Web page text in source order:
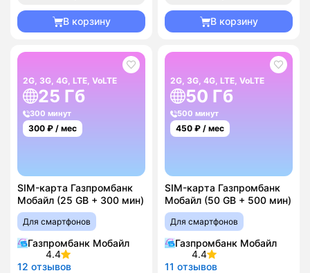
В корзину В корзину
2G, 3G, 4G, LTE, VoLTE
25 Гб
300 минут
300 ₽ / мес
SIM-карта Газпромбанк
Мобайл (25 GB + 300 мин)
Для смартфонов
Газпромбанк Мобайл
4.4
12 отзывов
2G, 3G, 4G, LTE, VoLTE
50 Гб
500 минут
450 ₽ / мес
SIM-карта Газпромбанк
Мобайл (50 GB + 500 мин)
Для смартфонов
Газпромбанк Мобайл
4.4
11 отзывов